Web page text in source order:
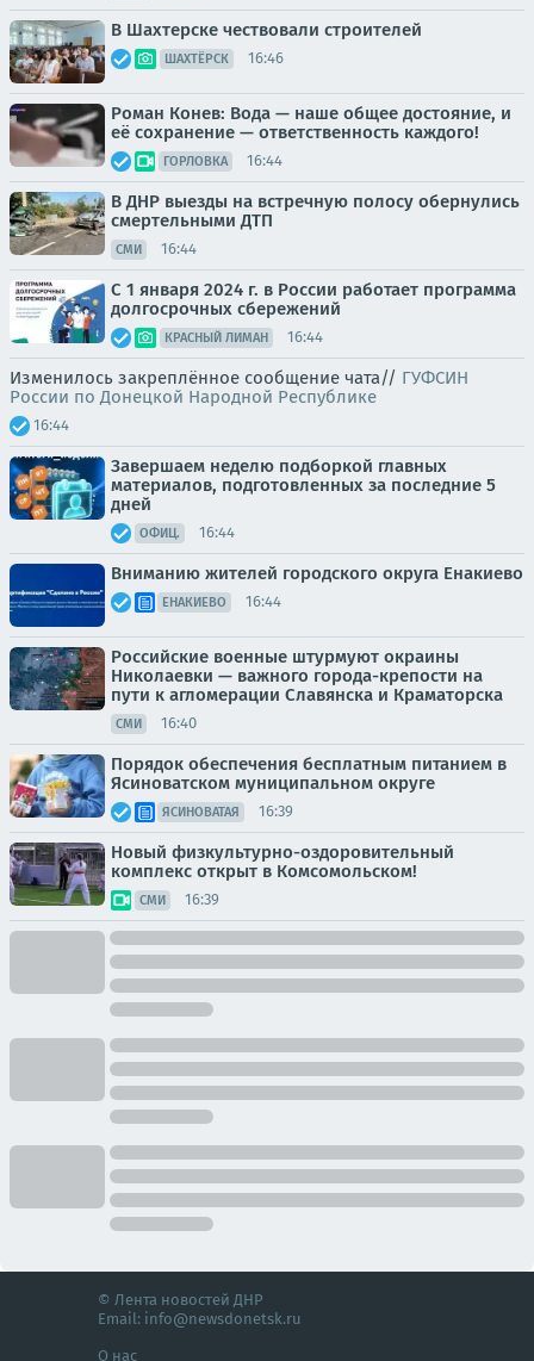
В Шахтерске чествовали строителей
ШАХТЁРСК 16:46
Роман Конев: Вода — наше общее достояние, и
её сохранение — ответственность каждого!
ГОРЛОВКА 16:44
В ДНР выезды на встречную полосу обернулись
смертельными ДТП
СМИ 16:44
С 1 января 2024 г. в России работает программа
долгосрочных сбережений
КРАСНЫЙ ЛИМАН 16:44
Изменилось закреплённое сообщение чата// ГУФСИН
России по Донецкой Народной Республике
16:44
Завершаем неделю подборкой главных
материалов, подготовленных за последние 5
дней
ОФИЦ. 16:44
Вниманию жителей городского округа Енакиево
ЕНАКИЕВО 16:44
Российские военные штурмуют окраины
Николаевки — важного города-крепости на
пути к агломерации Славянска и Краматорска
СМИ 16:40
Порядок обеспечения бесплатным питанием в
Ясиноватском муниципальном округе
ЯСИНОВАТАЯ 16:39
Новый физкультурно-оздоровительный
комплекс открыт в Комсомольском!
СМИ 16:39
© Лента новостей ДНР
Email: info@newsdonetsk.ru
О нас